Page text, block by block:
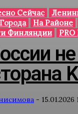
Сейчас
На Районе
Финляндии
PRO
- 15.01.2026